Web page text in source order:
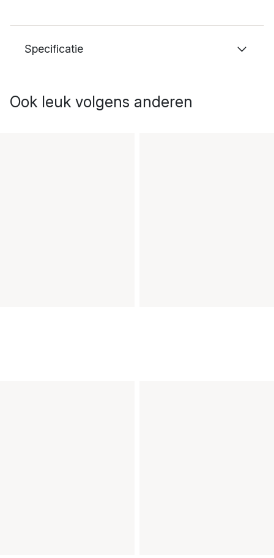
Specificatie
Ook leuk volgens anderen